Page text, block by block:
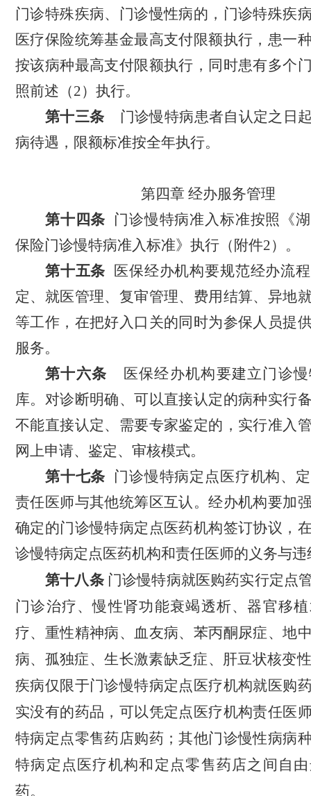
门诊特殊疾病、门诊慢性病的，门诊特殊疾
医疗保险统筹基金最高支付限额执行，患一
按该病种最高支付限额执行，同时患有多个
照前述（2）执行。
第十三条
门诊慢特病患者自认定之日
病待遇， 限额标准按全年执行。
第四章 经办服务管理
第十四条
门诊慢特病准入标准按照《
保险门诊慢特病准入标准》执行（附件2）。
第十五条
医保经办机构要规范经办流
定、就医管理、复审管理、费用结算、异地
等工作，在把好入口关的同时为参保人员提
服务。
第十六条
医保经办机构要建立门诊
库。对诊断明确、可以直接认定的病种实行
不能直接认定、需要专家鉴定的，实行准入
网上申请、鉴定、审核模式。
第十七条 门诊慢特病定点 医疗机构、
责任医师与其他统筹区互认。经办机构要加
确定的门诊慢特病定点医药机构签订协议，
诊慢特病定点医药机构和责任医师的义务与违
第十八条 门诊慢特病就医购药实行定点
门诊治疗、慢性肾功能衰竭透析、器官移
疗、重性精神病、血友病、苯丙酮尿症、地
病、孤独症、生长激素缺乏症、肝豆状核变
疾病仅限于门诊慢特病定点医疗机构就医购
实没有的药品，可以凭定点医疗机构责任医
特病定点零售药店购药；其他门诊慢性病病
特病定点医疗机构和定点零售药店之间自
药。